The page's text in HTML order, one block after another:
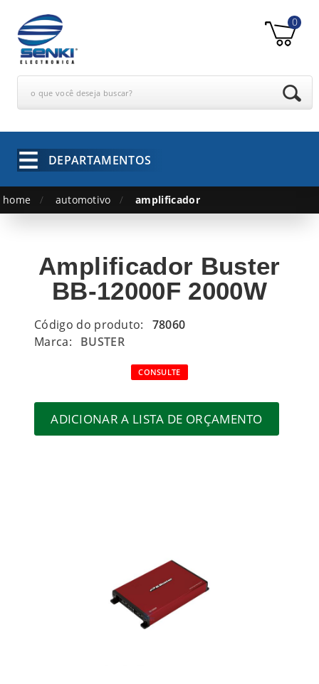
o que você deseja buscar?
0
DEPARTAMENTOS
home automotivo amplificador
Amplificador Buster
BB-12000F 2000W
Código do produto:
78060
Marca:
BUSTER
CONSULTE
ADICIONAR A LISTA DE ORÇAMENTO